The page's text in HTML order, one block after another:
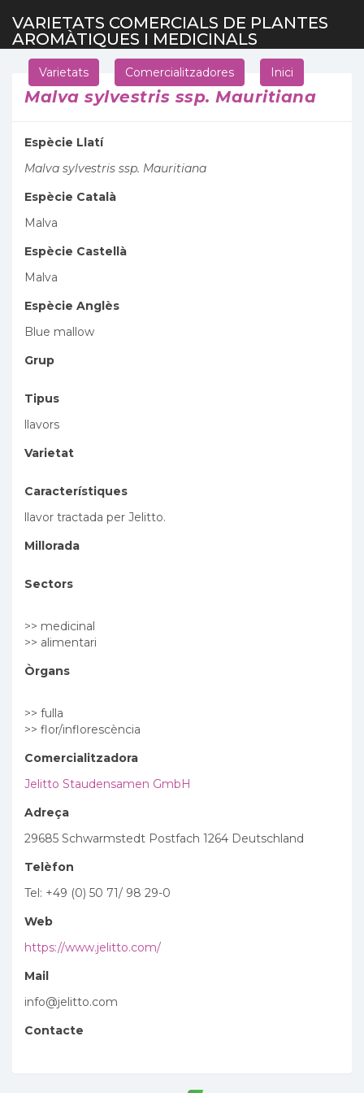
VARIETATS COMERCIALS DE PLANTES
AROMÀTIQUES I MEDICINALS
Varietats Comercialitzadores Inici
Malva sylvestris ssp. Mauritiana
Espècie Llatí
Malva sylvestris ssp. Mauritiana
Espècie Català
Malva
Espècie Castellà
Malva
Espècie Anglès
Blue mallow
Grup
Tipus
llavors
Varietat
Característiques
llavor tractada per Jelitto.
Millorada
Sectors
>> medicinal
>> alimentari
Òrgans
>> fulla
>> flor/inflorescència
Comercialitzadora
Jelitto Staudensamen GmbH
Adreça
29685 Schwarmstedt Postfach 1264 Deutschland
Telèfon
Tel: +49 (0) 50 71/ 98 29-0
Web
https://www.jelitto.com/
Mail
info@jelitto.com
Contacte